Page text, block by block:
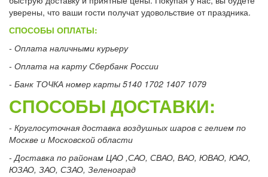
уверены, что ваши гости получат удовольствие от праздника.
СПОСОБЫ ОПЛАТЫ:
- Оплата наличными курьеру
- Оплата на карту Сбербанк России
- Банк ТОЧКА номер карты 5140 1702 1407 1079
СПОСОБЫ ДОСТАВКИ:
- Круглосуточная доставка воздушных шаров с гелием по
Москве и Московской области
- Доставка по районам ЦАО ,САО, СВАО, ВАО, ЮВАО, ЮАО,
ЮЗАО, ЗАО, СЗАО, Зеленоград